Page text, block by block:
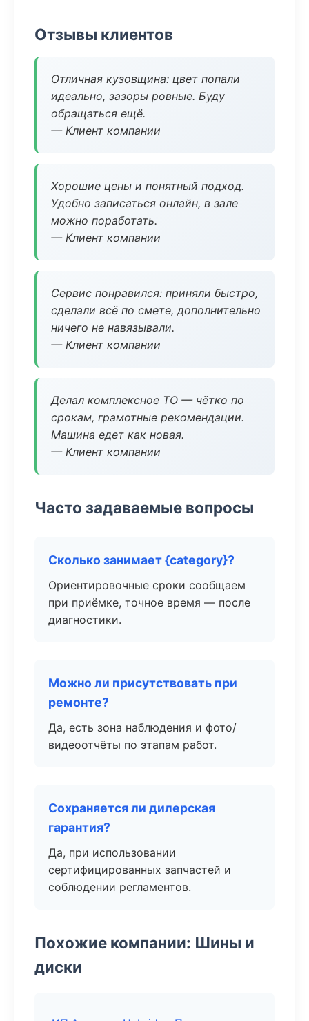
Отзывы клиентов
Отличная кузовщина: цвет попали
идеально, зазоры ровные. Буду
обращаться ещё.
— Клиент компании
Хорошие цены и понятный подход.
Удобно записаться онлайн, в зале
можно поработать.
— Клиент компании
Сервис понравился: приняли быстро,
сделали всё по смете, дополнительно
ничего не навязывали.
— Клиент компании
Делал комплексное ТО — чётко по
срокам, грамотные рекомендации.
Машина едет как новая.
— Клиент компании
Часто задаваемые вопросы
Сколько занимает {category}?
Ориентировочные сроки сообщаем
при приёмке, точное время — после
диагностики.
Можно ли присутствовать при
ремонте?
Да, есть зона наблюдения и фото/
видеоотчёты по этапам работ.
Сохраняется ли дилерская
гарантия?
Да, при использовании
сертифицированных запчастей и
соблюдении регламентов.
Похожие компании: Шины и
диски